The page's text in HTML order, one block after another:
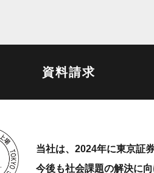
資料請求
当社は、2024年に東京証
今後も社会課題の解決に